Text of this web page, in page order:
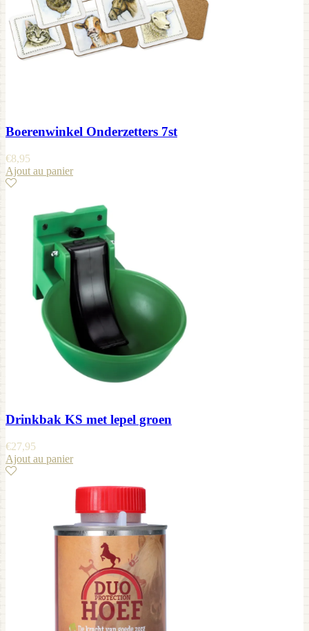
Boerenwinkel Onderzetters 7st
€8,95
Ajout au panier
Drinkbak KS met lepel groen
€27,95
Ajout au panier